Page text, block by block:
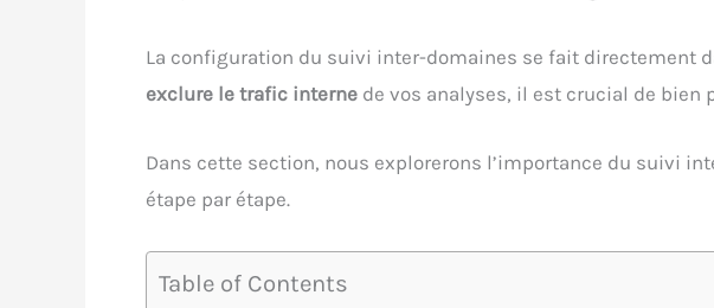
La configuration du suivi inter-domaines se fait directement
exclure le trafic interne de vos analyses, il est crucial de bien
Dans cette section, nous explorerons l’importance du suivi
étape par étape.
Table of Contents